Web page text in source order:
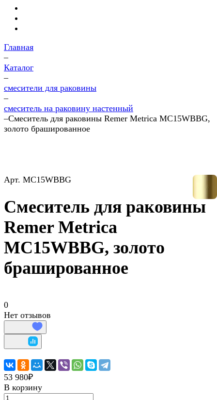
Главная
–
Каталог
–
смесители для раковины
–
смеситель на раковину настенный
–Смеситель для раковины Remer Metrica MC15WBBG,
золото брашированное
Арт. MC15WBBG
Смеситель для раковины
Remer Metrica
MC15WBBG, золото
брашированное
0
Нет отзывов
53 980₽
В корзину